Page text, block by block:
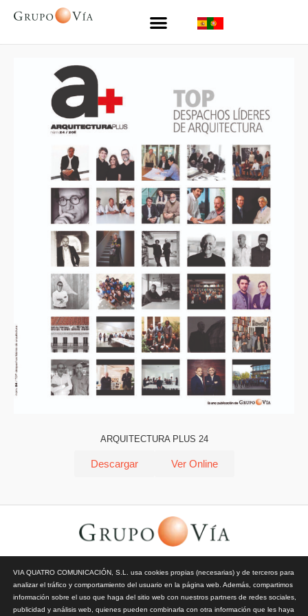
ARQUITECTURA PLUS 24
Descargar Ver Online
| Grupo Vía | 2026 |Aviso Legal y Privacidad|Política de
VIA QUATRO COMUNICACIÓN, S.L. usa cookies propias (necesarias) y de terceros para
analizar el tráfico y comportamiento del usuario en la página web. Además, compartimos
información sobre el uso que haga del sitio web con nuestros partners de redes sociales,
publicidad y análisis web, quienes pueden combinarla con otra información que les haya